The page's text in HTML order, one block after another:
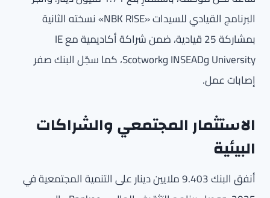
البرنامج القيادي للسيدات «NBK RISE» نسخته الثانية
بمشاركة 25 قيادية، ضمن شراكة أكاديمية مع IE
University وINSEAD وScotwork، كما سجّل البنك صفر
إصابات عمل.
الاستثمار المجتمعي والشراكات
البيئية
أنفق البنك 9.403 ملايين دينار على التنمية المجتمعية في